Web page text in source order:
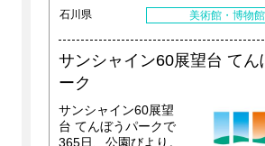
石川県 美術館・博物館
サンシャイン60展望台 てん
ーク
サンシャイン60展望
台 てんぼうパークで
365日、公園びより。